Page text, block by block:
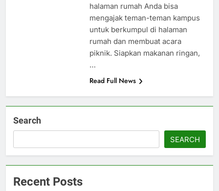
halaman rumah Anda bisa
mengajak teman-teman kampus
untuk berkumpul di halaman
rumah dan membuat acara
piknik. Siapkan makanan ringan,
…
Read Full News
Search
SEARCH
Recent Posts